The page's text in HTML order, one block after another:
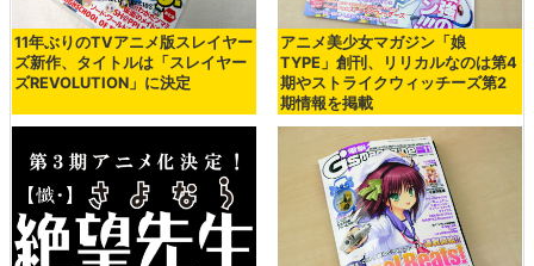
11年ぶりのTVアニメ版スレイヤー
ズ新作、タイトルは「スレイヤー
ズREVOLUTION」に決定
アニメ美少女マガジン「娘
TYPE」創刊、リリカルなのは第4
期やストライクウィッチーズ第2
期情報を掲載